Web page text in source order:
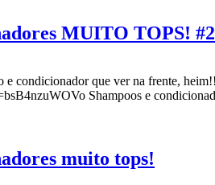
MUITO TOPS! #2
e condicionador que ver na frente,
Shampoos e
muito tops!